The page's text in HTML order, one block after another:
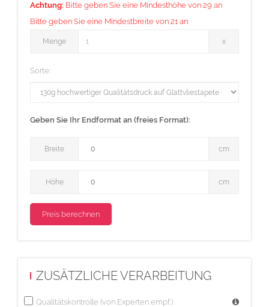
polymeren
Bindemitteln
- Umweltfreundlich
- Frei von PVC, gesundheitsgefährdenden Weichmachern und
Achtung: Bitte geben Sie eine Mindesthöhe von 29 an
Bitte geben Sie eine Mindestbreite von 21 an
MengeMenge x
Sorte:
Geben Sie Ihr Endformat an (freies Format):
BreiteBreite cm
HöheHöhe cm
ZUSÄTZLICHE VERARBEITUNG
Qualitätskontrolle (von Experten empf.)